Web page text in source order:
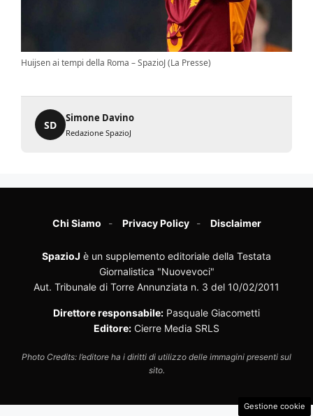
Huijsen ai tempi della Roma – SpazioJ (La Presse)
SD
Simone Davino
Redazione SpazioJ
Chi Siamo Privacy Policy Disclaimer
SpazioJ è un supplemento editoriale della Testata
Giornalistica "Nuovevoci"
Aut. Tribunale di Torre Annunziata n. 3 del 10/02/2011
Direttore responsabile: Pasquale Giacometti
Editore: Cierre Media SRLS
Photo Credits: l’editore ha i diritti di utilizzo delle immagini presenti sul
sito.
Gestione cookie